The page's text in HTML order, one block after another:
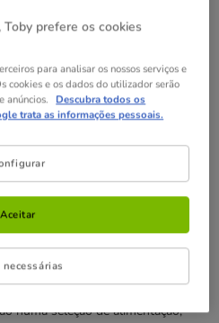
Guia de tamanhos
compra de referências para gato
a 39€.
numa seleção de alimentação,
prefere os cookies
para analisar os nossos serviços e
cookies e os dados do utilizador serão
anúncios. Descubra todos os
trata as informações pessoais.
necessárias
Aceitar